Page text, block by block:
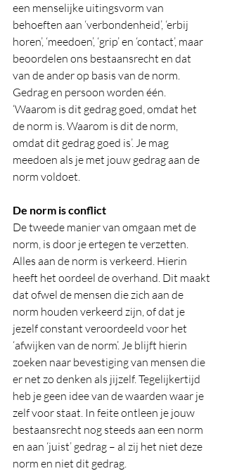
een menselijke uitingsvorm van
behoeften aan ‘verbondenheid’, ‘erbij
horen’, ‘meedoen’, ‘grip’ en ‘contact’, maar
beoordelen ons bestaansrecht en dat
van de ander op basis van de norm.
Gedrag en persoon worden één.
‘Waarom is dit gedrag goed, omdat het
de norm is. Waarom is dit de norm,
omdat dit gedrag goed is’. Je mag
meedoen als je met jouw gedrag aan de
norm voldoet.
De norm is conflict
De tweede manier van omgaan met de
norm, is door je ertegen te verzetten.
Alles aan de norm is verkeerd. Hierin
heeft het oordeel de overhand. Dit maakt
dat ofwel de mensen die zich aan de
norm houden verkeerd zijn, of dat je
jezelf constant veroordeeld voor het
‘afwijken van de norm’. Je blijft hierin
zoeken naar bevestiging van mensen die
er net zo denken als jijzelf. Tegelijkertijd
heb je geen idee van de waarden waar je
zelf voor staat. In feite ontleen je jouw
bestaansrecht nog steeds aan een norm
en aan ‘juist’ gedrag – al zij het niet deze
norm en niet dit gedrag.